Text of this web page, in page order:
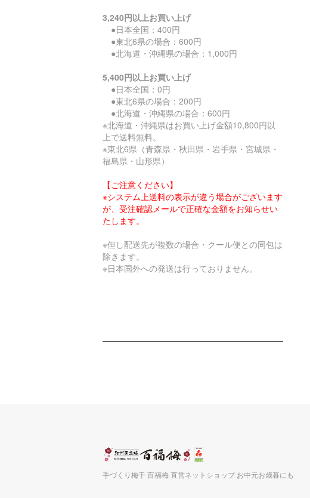
3,240円以上お買い上げ
●日本全国：400円
●東北6県の場合：600円
●北海道・沖縄県の場合：1,000円
5,400円以上お買い上げ
●日本全国：0円
●東北6県の場合：200円
●北海道・沖縄県の場合：600円
※北海道・沖縄県はお買い上げ金額10,800円以
上で送料無料。
※東北6県（青森県・秋田県・岩手県・宮城県・
福島県・山形県）
【ご注意ください】
※システム上送料の表示が違う場合がございます
が、受注確認メールで正確な金額をお知らせい
たします。
※但し配送先が複数の場合・クール便との同包は
除きます。
※日本国外への発送は行っておりません。
手づくり梅干 百福梅 直営ネットショップ お中元お歳暮にも